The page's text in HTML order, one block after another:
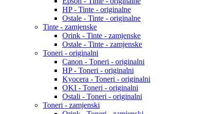
HP - Tinte - originalne
Ostale - Tinte - originalne
Tinte - zamjenske
Orink - Tinte - zamjenske
Ostale - Tinte - zamjenske
Toneri - originalni
Canon - Toneri - originalni
HP - Toneri - originalni
Kyocera - Toneri - originalni
OKI - Toneri - originalni
Ostali - Toneri - originalni
Toneri - zamjenski